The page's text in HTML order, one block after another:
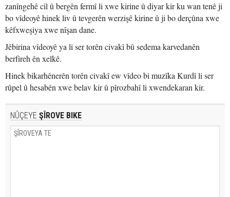
zanîngehê cil û bergên fermî li xwe kirine û diyar kir ku wan tenê ji
bo vîdeoyê hinek liv û tevgerên werzişê kirine û ji bo derçûna xwe
kêfxweşiya xwe nîşan dane.
Jêbirina vîdeoyê ya li ser torên civakî bû sedema karvedanên
berfireh ên xelkê.
Hinek bikarhênerên torên civakî ew vîdeo bi muzîka Kurdî li ser
rûpel û hesabên xwe belav kir û pîrozbahî li xwendekaran kir.
NÛÇEYE ŞÎROVE BIKE